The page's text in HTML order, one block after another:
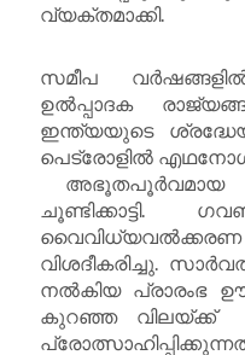
വ്യക്തമാക്കി.
സമീപ
ഉൽപ്പാദക
ഇന്ത്യയുടെ
പെട്രോളിൽ
അഭൂതപൂർവമായ
ചൂണ്ടിക്കാട്ടി.
വൈവിധ്യവൽക്കരണ
വിശദീകരിച്ചു.
നൽകിയ പ്രാരംഭ
കുറഞ്ഞ വിലയ്ക്ക്